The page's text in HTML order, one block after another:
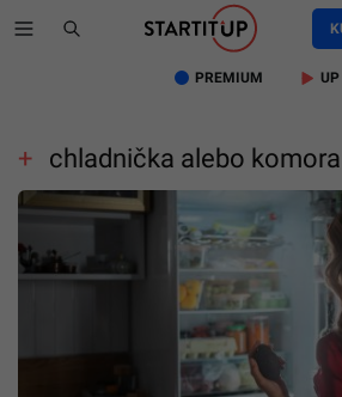
PREMIUM UP
chladnička alebo komora